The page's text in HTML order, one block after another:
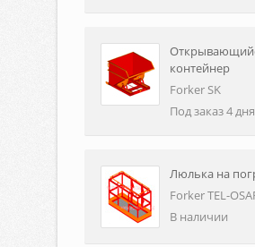
контейнер
Forker SK
Под заказ 4 дня
Люлька на
Forker TEL-
В наличии